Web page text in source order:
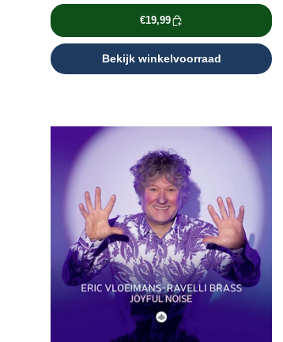
€19,99
Bekijk winkelvoorraad